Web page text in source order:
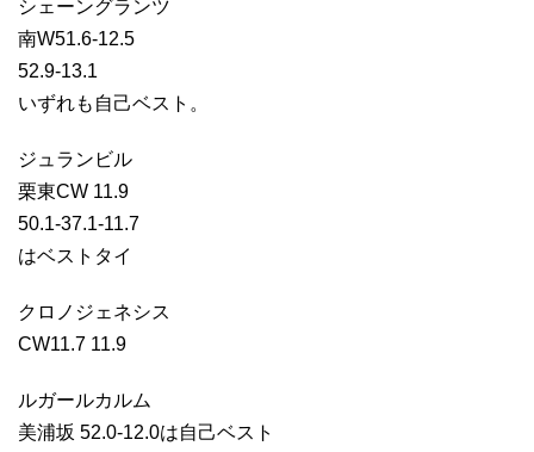
シェーングランツ
南W51.6-12.5
52.9-13.1
いずれも自己ベスト。
ジュランビル
栗東CW 11.9
50.1-37.1-11.7
はベストタイ
クロノジェネシス
CW11.7 11.9
ルガールカルム
美浦坂 52.0-12.0は自己ベスト